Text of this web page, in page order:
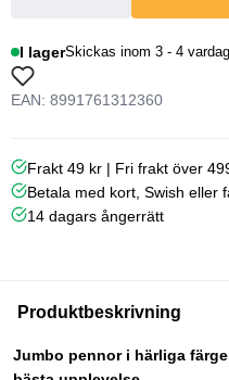
I lagerSkickas inom 3 - 4
EAN: 8991761312360
Frakt 49 kr | Fri frakt över
Betala med kort, Swish eller
14 dagars ångerrätt
Produktbeskrivning
Jumbo pennor i härliga